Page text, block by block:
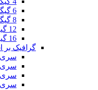
6 گیگابایت
8 گیگابایت
12 گیگابایت
16 گیگابایت
گرافیک
سری 30 انویدیا
سری 40 انویدیا
سری 50 انویدیا
سری 9000 ای ام دی